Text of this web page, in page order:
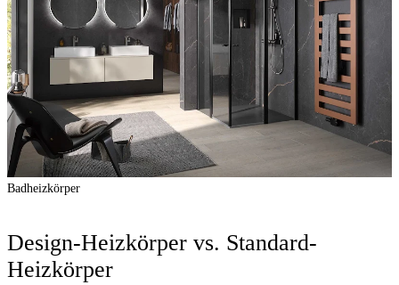
Badheizkörper
Design-Heizkörper vs. Standard-
Heizkörper